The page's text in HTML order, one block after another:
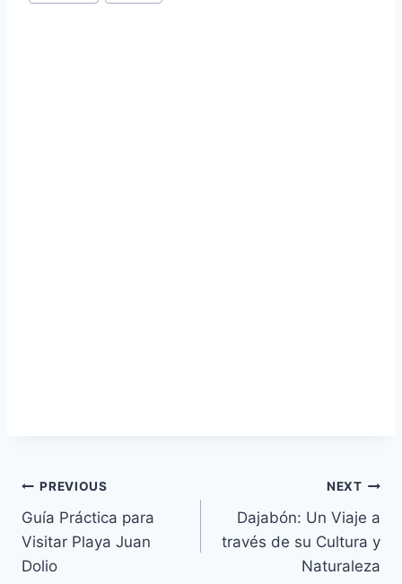
Navegación
de
entradas
PREVIOUS
Guía Práctica para
Visitar Playa Juan
Dolio
NEXT
Dajabón: Un Viaje a
través de su Cultura y
Naturaleza